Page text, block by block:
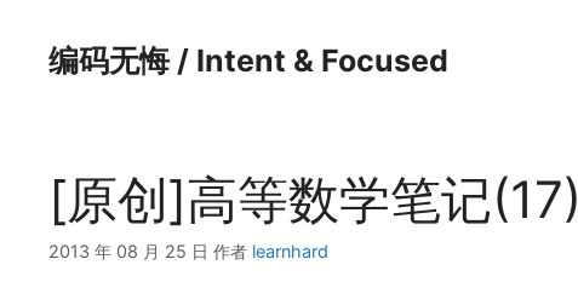
编码无悔 / Intent & Focused
[原创]高等数学笔记(17)
2013 年 08 月 25 日 作者 learnhard